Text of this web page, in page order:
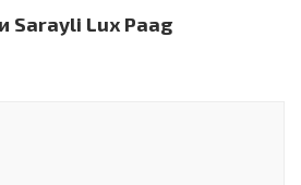
Sarayli Lux Paag